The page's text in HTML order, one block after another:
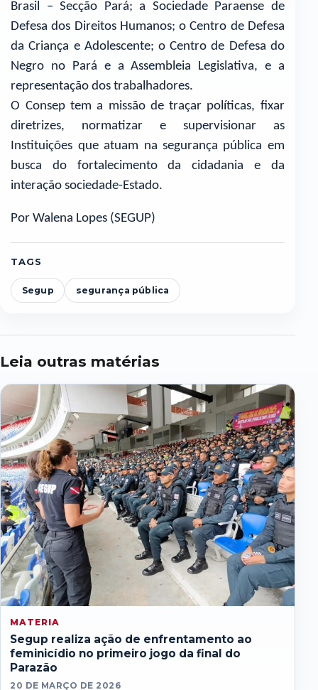
Brasil – Secção Pará; a Sociedade Paraense de
Defesa dos Direitos Humanos; o Centro de Defesa
da Criança e Adolescente; o Centro de Defesa do
Negro no Pará e a Assembleia Legislativa, e a
representação dos trabalhadores.
O Consep tem a missão de traçar políticas, fixar
diretrizes, normatizar e supervisionar as
Instituições que atuam na segurança pública em
busca do fortalecimento da cidadania e da
interação sociedade-Estado.
Por Walena Lopes (SEGUP)
TAGS
Segup segurança pública
Leia outras matérias
MATERIA
Segup realiza ação de enfrentamento ao
feminicídio no primeiro jogo da final do
Parazão
20 DE MARÇO DE 2026